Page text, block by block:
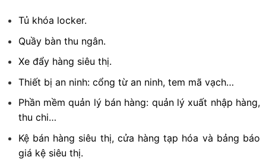
Tủ khóa locker.
Quầy bàn thu ngân.
Xe đẩy hàng siêu thị.
Thiết bị an ninh: cổng từ an ninh, tem mã vạch…
Phần mềm quản lý bán hàng: quản lý xuất nhập hàng,
thu chi…
Kệ bán hàng siêu thị, cửa hàng tạp hóa và bảng báo
giá kệ siêu thị.